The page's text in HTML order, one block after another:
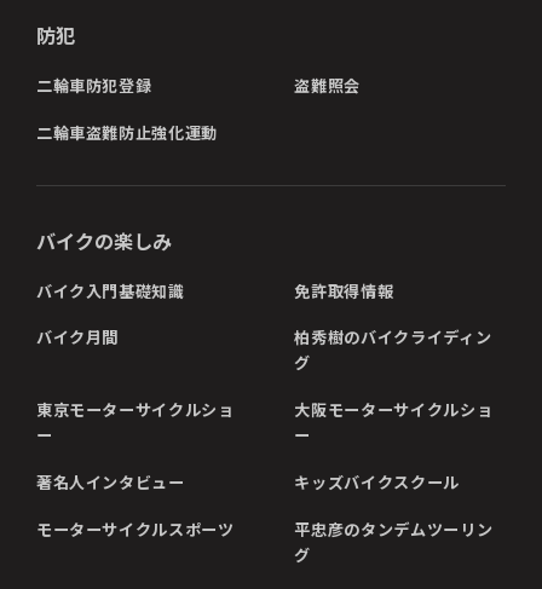
防犯
二輪車防犯登録 盗難照会
二輪車盗難防止強化運動
バイクの楽しみ
バイク入門基礎知識 免許取得情報
バイク月間
柏秀樹のバイクライディン
グ
東京モーターサイクルショ
ー
大阪モーターサイクルショ
ー
著名人インタビュー キッズバイクスクール
モーターサイクルスポーツ
平忠彦のタンデムツーリン
グ